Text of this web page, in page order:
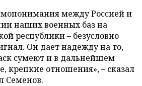
между Россией и
наших военных баз на
республики – безусловно
Он дает надежду на то,
сумеют и в дальнейшем
крепкие отношения», – сказал
Семенов.